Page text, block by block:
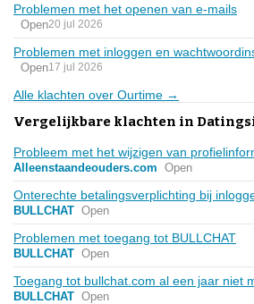
Problemen met het openen van e-mails
Open20 jul 2026
Problemen met inloggen en
Open17 jul 2026
Alle klachten over Ourtime →
Vergelijkbare klachten in
Probleem met het wijzigen van
Alleenstaandeouders.com Open
Onterechte betalingsverplichting bij
BULLCHAT Open
Problemen met toegang tot BULLCHAT
BULLCHAT Open
Toegang tot bullchat.com al een jaar niet
BULLCHAT Open